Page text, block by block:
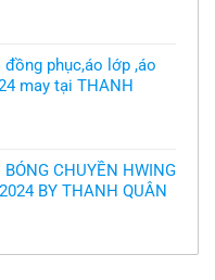
Giá
tại
là:
phục,áo lớp ,áo
may tại THANH
Giá
tại
là:
CHUYỀN HWING
BY THANH QUÂN
Giá
hiện